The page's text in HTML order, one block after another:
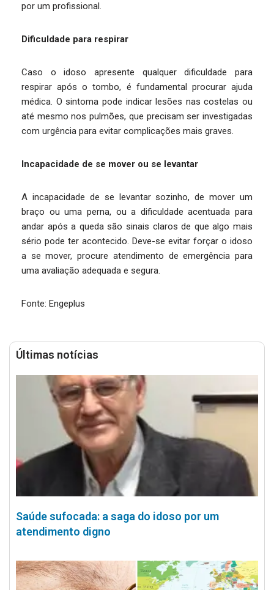
por um profissional.
Dificuldade para respirar
Caso o idoso apresente qualquer dificuldade para
respirar após o tombo, é fundamental procurar ajuda
médica. O sintoma pode indicar lesões nas costelas ou
até mesmo nos pulmões, que precisam ser investigadas
com urgência para evitar complicações mais graves.
Incapacidade de se mover ou se levantar
A incapacidade de se levantar sozinho, de mover um
braço ou uma perna, ou a dificuldade acentuada para
andar após a queda são sinais claros de que algo mais
sério pode ter acontecido. Deve-se evitar forçar o idoso
a se mover, procure atendimento de emergência para
uma avaliação adequada e segura.
Fonte: Engeplus
Últimas notícias
Saúde sufocada: a saga do idoso por um
atendimento digno